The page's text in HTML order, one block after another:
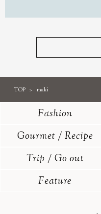
TOP maki
Fashion
Gourmet / Recipe
Trip / Go out
Feature